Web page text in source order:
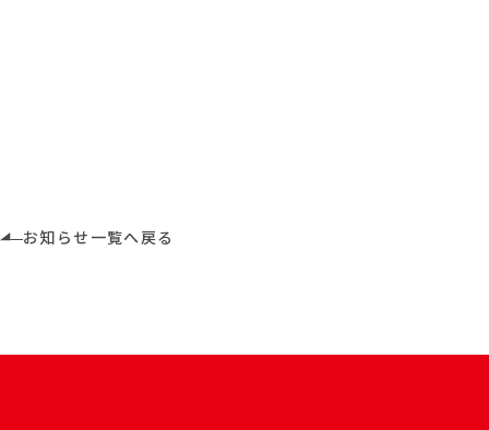
お知らせ一覧へ戻る